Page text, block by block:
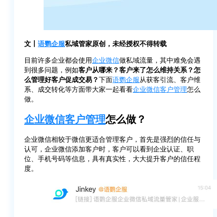
文丨 语鹦企服私域管家原创，未经授权不得转载
目前许多企业都会使用企业微信做私域流量，其中难免会遇
到很多问题，例如客户从哪来？客户来了怎么维持关系？怎
么管理好客户促成交易？下面语鹦企服从获客引流、客户维
系、成交转化等方面带大家一起看看企业微信客户管理怎么
做。
企业微信客户管理怎么做？
企业微信相较于微信更适合管理客户，首先是强烈的信任与
认可，企业微信添加客户时，客户可以看到企业认证、职
位、手机号码等信息，具有真实性，大大提升客户的信任程
度。